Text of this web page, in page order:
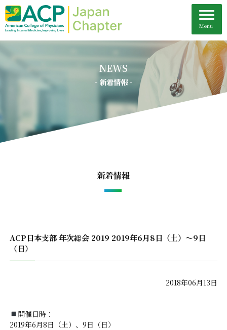
NEWS
- 新着情報 -
新着情報
ACP日本支部 年次総会 2019 2019年6月8日（土）〜9日
（日）
2018年06月13日
開催日時：
2019年6月8日（土）、9日（日）